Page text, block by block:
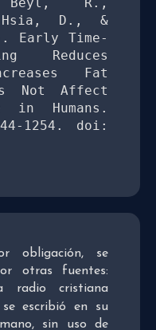
Beyl, R.,
Hsia, D., &
Early Time‐
Reduces
Fat
Not Affect
1254. doi:
obligación, se
otras fuentes:
radio cristiana
escribió en su
sin uso de